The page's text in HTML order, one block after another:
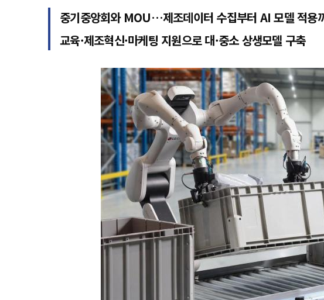
중기중앙회와 MOU…제조데이터 수집부터 AI 모델 적용
교육·제조혁신·마케팅 지원으로 대·중소 상생모델 구축